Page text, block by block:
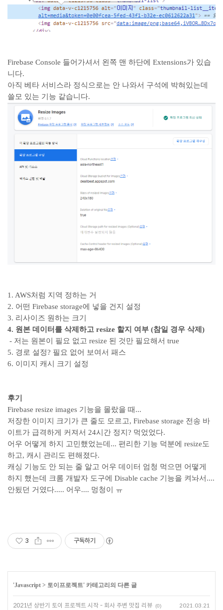
Firebase Console 들어가셔서 왼쪽 맨 하단에 Extensions가 있습
니다.
아직 베타 서비스라 정식으로는 안 나와서 구석에 박혀있는데
쓸모 있는 기능 같습니다.
1. AWS처럼 지역 정하는 거
2. 어떤 Firebase storage에 넣을 건지 설정
3. 리사이즈 원하는 크기
4. 원본 데이터를 삭제하고 resize 할지 여부 (참일 경우 삭제)
- 저는 원본이 필요 없고 resize 된 것만 필요해서 true
5. 경로 설정? 필요 없어 보여서 패스
6. 이미지 캐시 크기 설정
후기
Firebase resize images 기능을 몰랐을 때...
저장한 이미지 크기가 큰 줄도 모르고, Firebase storage 전송 바
이트가 급격하게 커져서 24시간 정지? 먹었었다.
어우 어떻게 하지 고민했었는데... 편리한 기능 덕분에 resize도
하고, 캐시 관리도 편해졌다.
캐싱 기능도 안 되는 줄 알고 어우 데이터 엄청 먹으면 어떻게
하지 했는데 크롬 개발자 도구에 Disable cache 기능을 켜놔서....
안됬던 거였다..... 어우.... 멍청이 ㅠ
3 구독하기
'Javascript > 토이프로젝트' 카테고리의 다른 글
2021년 상반기 토이 프로젝트 시작 - 회사 주변 맛집 리뷰 (0) 2021.03.21